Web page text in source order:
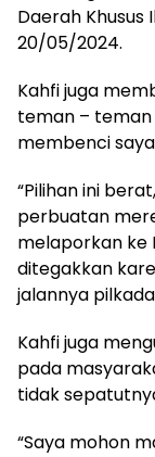
Daerah Khusus
20/05/2024.
Kahfi juga
teman –
membenci
“Pilihan ini
perbuatan
melaporkan ke
ditegakkan
jalannya
Kahfi juga
pada
tidak
“Saya mohon